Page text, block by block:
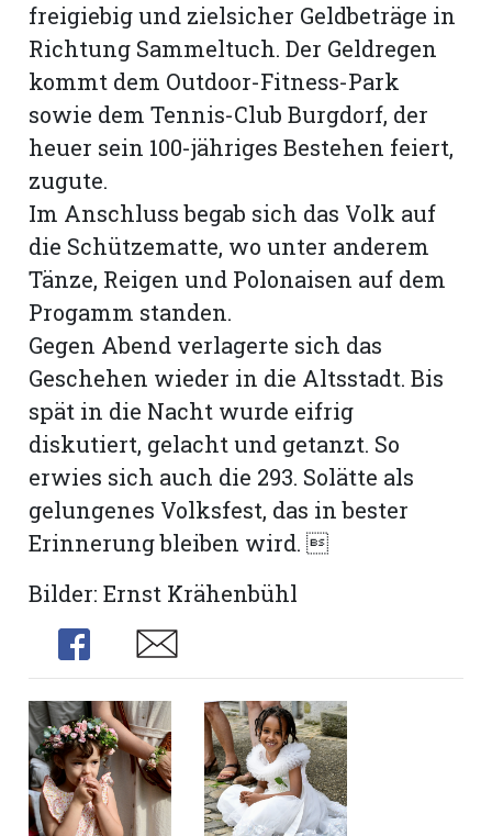
freigiebig und zielsicher Geldbeträge in
Richtung Sammeltuch. Der Geldregen
kommt dem Outdoor-Fitness-Park
sowie dem Tennis-Club Burgdorf, der
heuer sein 100-jähriges Bestehen feiert,
zugute.
Im Anschluss begab sich das Volk auf
die Schützematte, wo unter anderem
Tänze, Reigen und Polonaisen auf dem
Progamm standen.
Gegen Abend verlagerte sich das
Geschehen wieder in die Altsstadt. Bis
spät in die Nacht wurde eifrig
diskutiert, gelacht und getanzt. So
erwies sich auch die 293. Solätte als
gelungenes Volksfest, das in bester
Erinnerung bleiben wird. 
Bilder: Ernst Krähenbühl
Share
Share